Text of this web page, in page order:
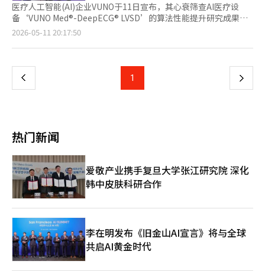
医疗人工智能(AI)企业VUNO于11日宣布，其心衰筛查AI医疗设
备‘VUNO Med®-DeepECG® LVSD’的算法性能提升研究成果已
发表在国际学术期刊《JMIR Medical Informatics》上。 此次研究
室收缩功能障碍(LVSD)的深度学习模型，并通过内外部验证评估其
训练-微调-再校正的三阶段学习策略。特别是引入了反映过去检查
能性。 该产品被选为评估豁免新医疗技术，自今年4月起至2028年
3月，针对19岁以上的LVSD疑似患者可进行自费使用。 VUNO首席
技术官朱成勋表示：“通过反映患者过去检查历史的算法，
DeepECG LVSD在不受伴随疾病影响的情况下显著提升了筛查性
能。未来，VUNO将继续致力于技术的提升，以助力心衰高风险患
者的早期诊断和治疗。” ◆日东生物科学参加欧洲维他食品展，
全球市场扩展启动 日东生物科学近日在西班牙巴塞罗那举行
的‘Vitafoods Europe 2026’展会上展示了其功能性材料和技术
竞争力。 ‘维他食品欧洲展’是欧洲规模最大的健康功能食品及
健康饮料博览会，今年的活动于5日至7日举行。 在此次展会上，
日东生物科学重点展示了以益生菌和后生菌为中心的功能性材料及
四重涂层加工技术。同时，与全球企业进行合作会议，寻求海外市
场扩展的机会。 特别是20多种美国GRAS原料及清真和犹太认证材
2026-05-11 20:17:50
上
页
1 下
热门新闻
爱敬产业携手复旦大学张江研究院 深化
韩中皮肤科研合作
李在明发布《旧金山AI宣言》将与全球
共启AI黄金时代